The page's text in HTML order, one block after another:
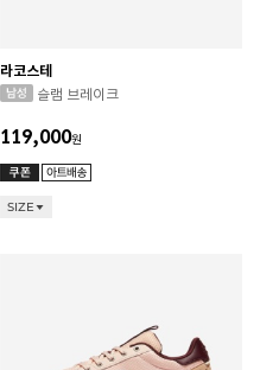
라코스테
슬램 브레이크
119,000원
SIZE